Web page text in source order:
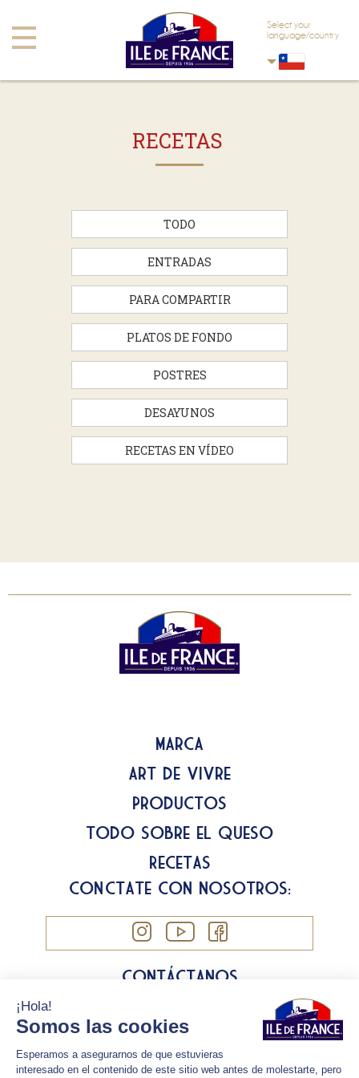
Toggle
navigation
Select your
language/country
RECETAS
TODO
ENTRADAS
PARA COMPARTIR
PLATOS DE FONDO
POSTRES
DESAYUNOS
RECETAS EN VÍDEO
Marca
Art de Vivre
Productos
Todo sobre el queso
Recetas
Conéctate con nosotros:
Contáctanos
Información legal
Política de cookies